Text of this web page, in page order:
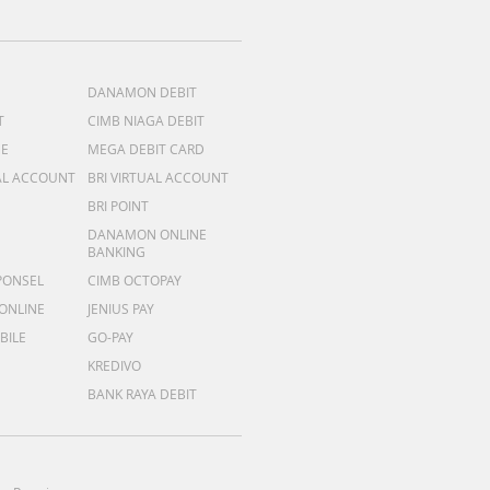
DANAMON DEBIT
CIMB NIAGA DEBIT
MEGA DEBIT CARD
ACCOUNT
BRI VIRTUAL ACCOUNT
BRI POINT
DANAMON ONLINE
BANKING
CIMB OCTOPAY
JENIUS PAY
GO-PAY
KREDIVO
BANK RAYA DEBIT